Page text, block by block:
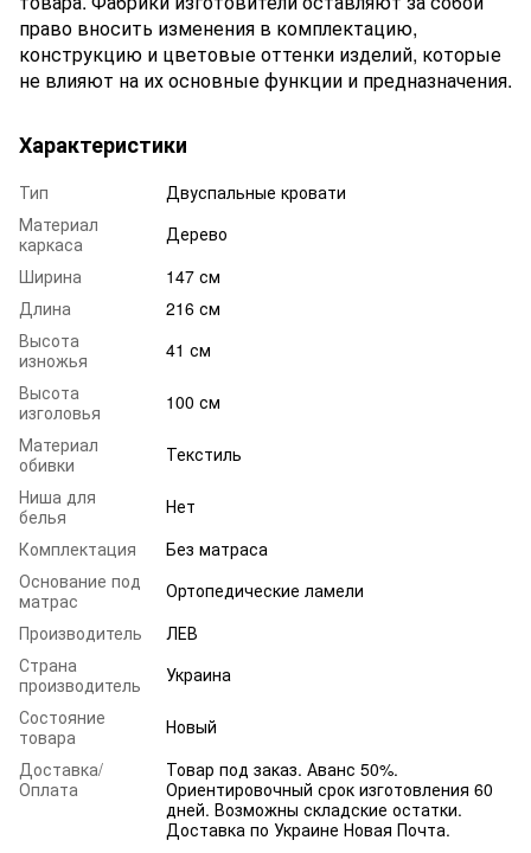
право вносить изменения в комплектацию,
конструкцию и цветовые оттенки изделий, которые
не влияют на их основные функции и предназначения.
Характеристики
Тип
Двуспальные кровати
Материал
каркаса
Дерево
Ширина
147 см
Длина
216 см
Высота
изножья
41 см
Высота
изголовья
100 см
Материал
обивки
Текстиль
Ниша для
белья
Нет
Комплектация
Без матраса
Основание под
матрас
Ортопедические ламели
Производитель
ЛЕВ
Страна
производитель
Украина
Состояние
товара
Новый
Доставка/
Оплата
Товар под заказ. Аванс 50%.
Ориентировочный срок изготовления 60
дней. Возможны складские остатки.
Доставка по Украине Новая Почта.